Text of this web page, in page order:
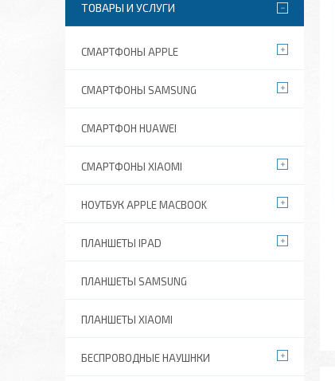
ТОВАРЫ И УСЛУГИ
СМАРТФОНЫ APPLE
СМАРТФОНЫ SAMSUNG
СМАРТФОН HUAWEI
СМАРТФОНЫ XIAOMI
НОУТБУК APPLE MACBOOK
ПЛАНШЕТЫ IPAD
ПЛАНШЕТЫ SAMSUNG
ПЛАНШЕТЫ XIAOMI
БЕСПРОВОДНЫЕ НАУШНКИ